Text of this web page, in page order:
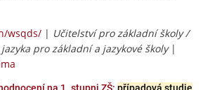
wsqds/ | Učitelství pro základní školy /
pro základní a jazykové školy|
na 1. stupni ZŠ: případová studie